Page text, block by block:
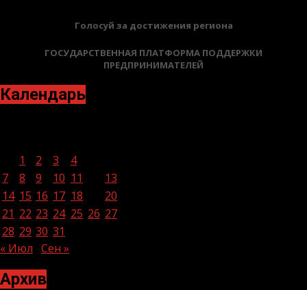
Голосуй за достижения региона
ГОСУДАРСТВЕННАЯ ПЛАТФОРМА ПОДДЕРЖКИ
ПРЕДПРИНИМАТЕЛЕЙ
Календарь
1
2 3 4
7
8 9 10 11
13
14 15 16 17 18
20
21 22 23 24 25 26 27
28 29 30 31
« Июл Сен »
Архив